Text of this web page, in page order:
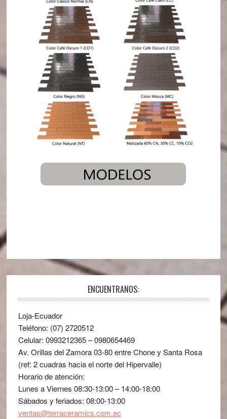
ENCUENTRANOS:
Loja-Ecuador
Teléfono: (07) 2720512
Celular: 0993212365 – 0980654469
Av. Orillas del Zamora 03-80 entre Chone y Santa Rosa
(ref: 2 cuadras hacia el norte del Hipervalle)
Horario de atención:
Lunes a Viernes 08:30-13:00 – 14:00-18:00
Sábados y feriados: 08:00-13:00
ventas@terraceramics.com.ec